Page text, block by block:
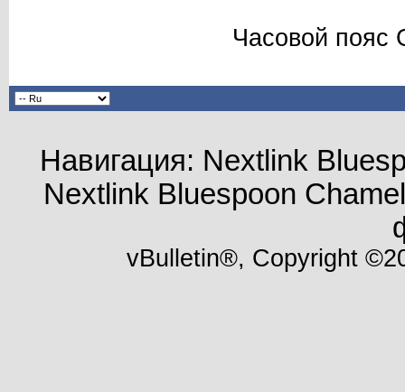
Часовой пояс
Навигация: Nextlink
Nextlink Bluespoon
vBulletin®, Copyright